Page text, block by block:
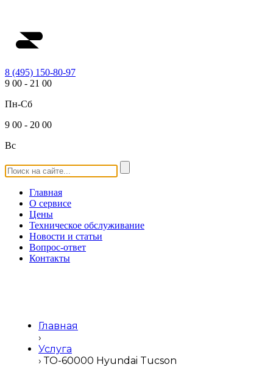
8 (495) 150-80-97
9 00 - 21 00
Пн-Сб
9 00 - 20 00
Вс
Главная
О сервисе
Цены
Техническое обслуживание
Новости и статьи
Вопрос-ответ
Контакты
Главная
›
Услуга
›ТО-60000 Hyundai Tucson